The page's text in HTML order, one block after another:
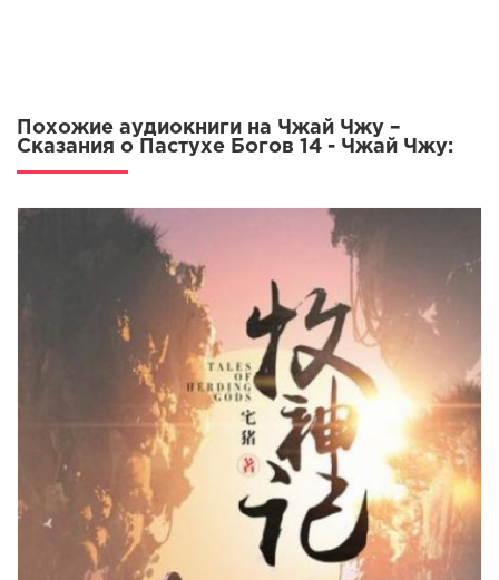
0434 Сказания о пастухе богов - Глава 0434
0435 Сказания о пастухе богов - Глава 0435
0436 Сказания о пастухе богов - Глава 0436
0437 Сказания о пастухе богов - Глава 0437
0438 Сказания о пастухе богов - Глава 0438
0439 Сказания о пастухе богов - Глава 0439
0440 Сказания о пастухе богов - Глава 0440
Похожие аудиокниги на Чжай Чжу –
Сказания о Пастухе Богов 14 - Чжай Чжу: